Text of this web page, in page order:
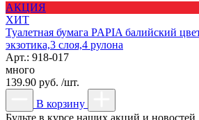
АКЦИЯ
ХИТ
Туалетная бумага PAPIA балийский
экзотика,3 слоя,4 рулона
Арт.: 918-017
много
139.90 руб. /шт.
В корзину
Будьте в курсе наших акций и новостей